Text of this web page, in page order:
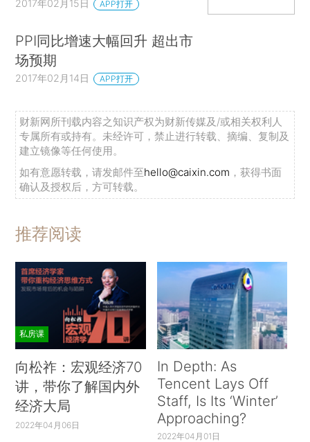
2017年02月15日 APP打开
PPI同比增速大幅回升 超出市
场预期
2017年02月14日 APP打开
财新网所刊载内容之知识产权为财新传媒及/或相关权利人
专属所有或持有。未经许可，禁止进行转载、摘编、复制及
建立镜像等任何使用。
如有意愿转载，请发邮件至hello@caixin.com ，获得书面
确认及授权后，方可转载。
推荐阅读
私房课
向松祚：宏观经济70
讲，带你了解国内外
经济大局
2022年04月06日
In Depth: As
Tencent Lays Off
Staff, Is Its ‘Winter’
Approaching?
2022年04月01日